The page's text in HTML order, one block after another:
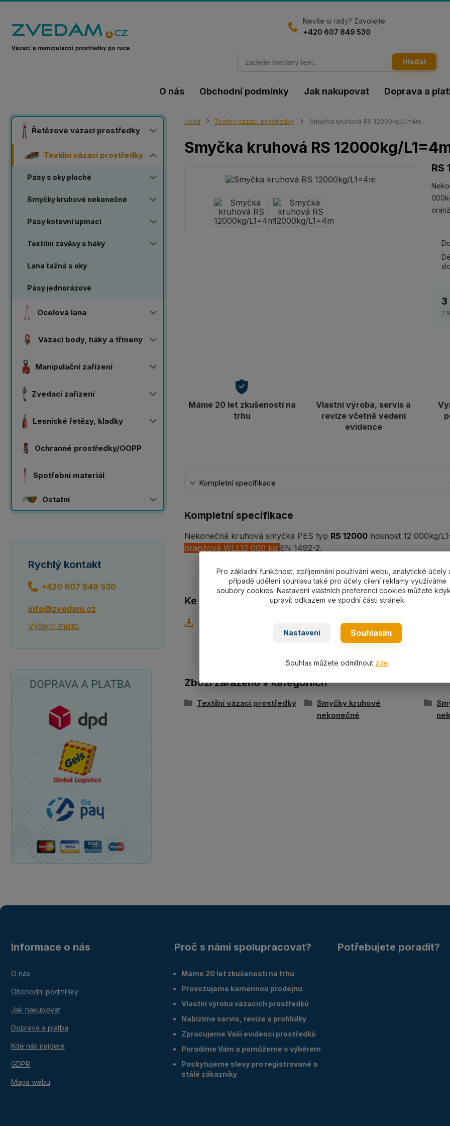
O nás Obchodní podmínky Jak nakupovat Doprava a
Hledat
Nevíte si rady? Zavolejte.
+420 607 849 530
Řetězové vázací prostředky
Textilní vázací prostředky
Pásy s oky ploché
Smyčky kruhové nekonečné
Pásy kotevní upínací
Textilní závěsy s háky
Lana tažná s oky
Pásy jednorázové
Ocelová lana
Vázací body, háky a třmeny
Manipulační zařízení
Zvedací zařízení
Lesnické řetězy, kladky
Ochranné prostředky/OOPP
Spotřební materiál
Ostatní
Rychlý kontakt
+420 607 849 530
info@zvedam.cz
Výdejní místo
Úvod Textilní vázací prostředky Smyčka kruhová RS 12000kg/L1=4m
Smyčka kruhová RS 12000kg/
RS
3
2
Máme 20 let zkušeností na
trhu
Vlastní výroba, servis a
revize včetně vedení
evidence
Kompletní specifikace
Kompletní specifikace
Nekonečná kruhová smyčka PES typ RS 12000nosnost 12 000kg/
oranžová WLL12 000 kg EN 1492-2.
Ke stažení
Tabulka nosností - kruhové smyčky typ BRS
Zboží zařazeno v kategoriích
Textilní vázací prostředky
Smyčky kruhové
nekonečné
Informace o nás
O nás
Obchodní podmínky
Jak nakupovat
Doprava a platba
Kde nás najdete
GDPR
Mapa webu
Proč s námi spolupracovat?
Máme 20 let zkušeností na trhu
Provozujeme kamennou prodejnu
Vlastní výroba vázacích prostředků
Nabízíme servis, revize a prohlídky
Zpracujeme Vaší evidenci prostředků
Poradíme Vám a pomůžeme s výběrem
Poskytujeme slevy pro registrované a
stálé zákazníky
Potřebujete poradit?
Pro základní funkčnost, zpříjemnění používání webu, analytické účely
případě udělení souhlasu také pro účely cílení reklamy využíváme
soubory cookies. Nastavení vlastních preferencí cookies můžete
upravit odkazem ve spodní části stránek.
Nastavení Souhlasím
Souhlas můžete odmítnout zde.